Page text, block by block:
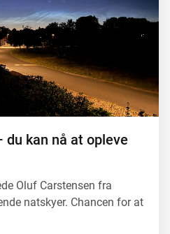
du kan nå at opleve
Oluf Carstensen fra
natskyer. Chancen for at